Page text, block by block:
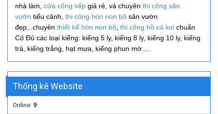
nhà làm, cửa cổng xếp giá rẻ, và chuyên thi công sân
vườn tiểu cảnh, thi công hòn non bộ sân vườn
đẹp,..chuyên thiết kế hòn non bộ, thi công hồ cá koi chuẩn
Có Đủ các loại kiếng: kiếng 5 ly, kiếng 8 ly, kiếng 10 ly, kiếng
trà, kiếng trắng, hạt mưa, kiếng phun mờ….
Thống kê Website
Online: 9